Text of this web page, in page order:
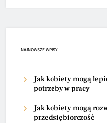
NAJNOWSZE WPISY
Jak kobiety mogą
potrzeby w pracy
Jak kobiety mogą
przedsiębiorczość